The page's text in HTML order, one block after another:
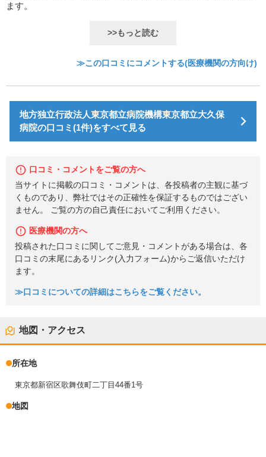
ます。
>>もっと読む
≫この口コミにコメントする(医療機関の方向け)
地方独立行政法人東京都立病院機構東京都立大久保
病院の口コミ(1件)をすべて見る
口コミ・コメントをご覧の方へ
当サイトに掲載の口コミ・コメントは、各投稿者の主観に基づ
くものであり、弊社ではその正確性を保証するものではござい
ません。 ご覧の方の自己責任においてご利用ください。
医療機関の方へ
投稿された口コミに関してご意見・コメントがある場合は、各
口コミの末尾にあるリンク(入力フォーム)からご返信いただけ
ます。
≫口コミについての詳細はこちらをご覧ください。
地図・アクセス
所在地
東京都新宿区歌舞伎町二丁目44番1号
地図